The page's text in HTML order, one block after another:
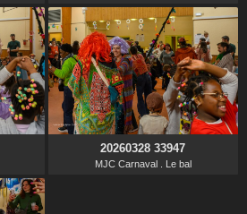
20260328 33947
MJC Carnaval . Le bal